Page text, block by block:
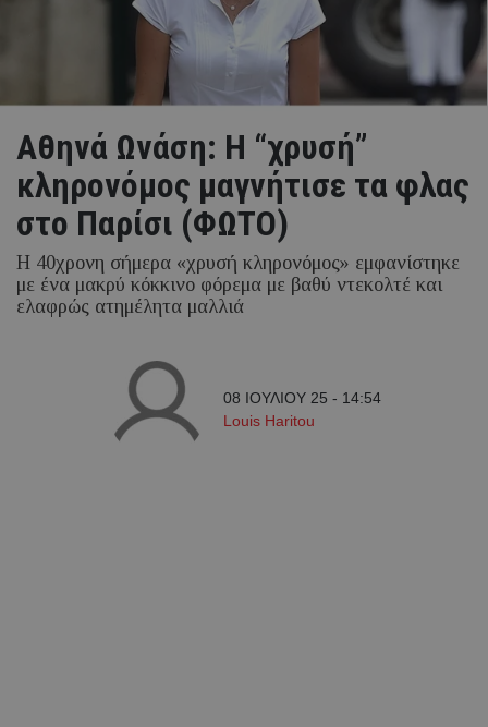
Αθηνά Ωνάση: Η “χρυσή”
κληρονόμος μαγνήτισε τα φλας
στο Παρίσι (ΦΩΤΟ)
Η 40χρονη σήμερα «χρυσή κληρονόμος» εμφανίστηκε
με ένα μακρύ κόκκινο φόρεμα με βαθύ ντεκολτέ και
ελαφρώς ατημέλητα μαλλιά
08 ΙΟΥΛΙΟΥ 25 - 14:54
Louis Haritou